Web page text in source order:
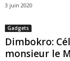
3 juin 2020
Gadgets
Dimbokro:
monsieur le